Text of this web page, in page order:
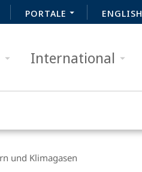
PORTALE ENGLISH
International
und Klimagasen